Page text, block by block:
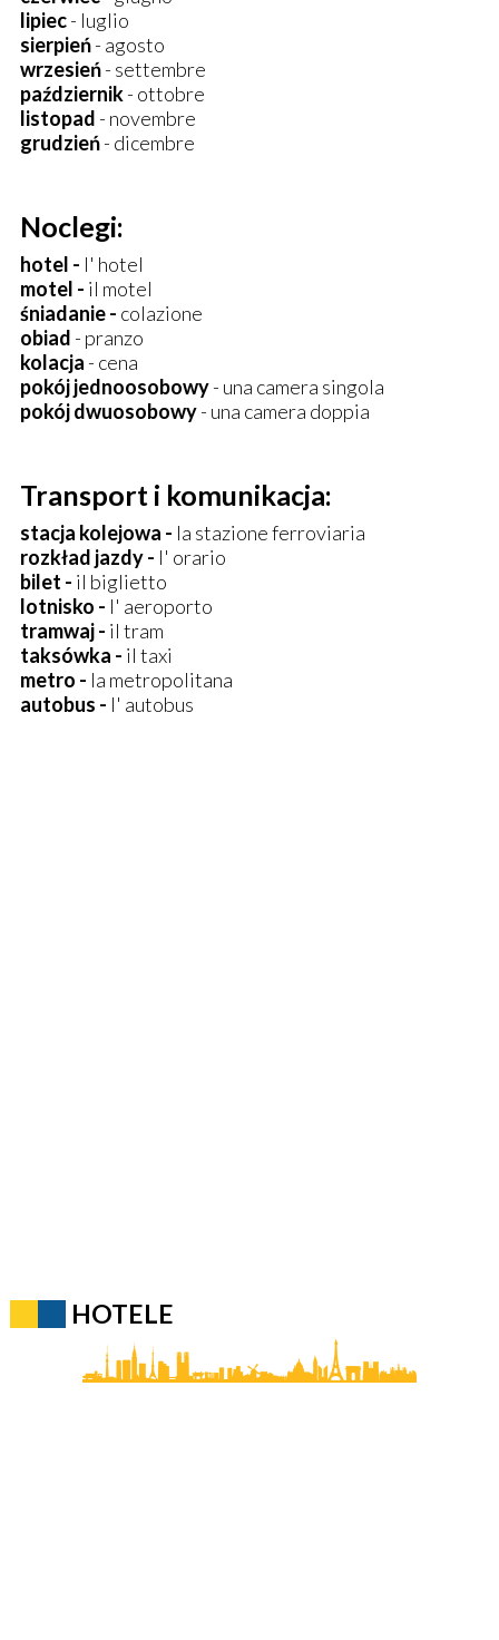
lipiec- luglio
sierpień- agosto
wrzesień- settembre
październik- ottobre
listopad - novembre
grudzień- dicembre
Noclegi:
hotel - l' hotel
motel - il motel
śniadanie - colazione
obiad - pranzo
kolacja - cena
pokój jednoosobowy- una camera singola
pokój dwuosobowy- una camera doppia
Transport i komunikacja:
stacja kolejowa - la stazione ferroviaria
rozkład jazdy - l' orario
bilet - il biglietto
lotnisko - l' aeroporto
tramwaj - il tram
taksówka - il taxi
metro - la metropolitana
autobus - l' autobus
HOTELE